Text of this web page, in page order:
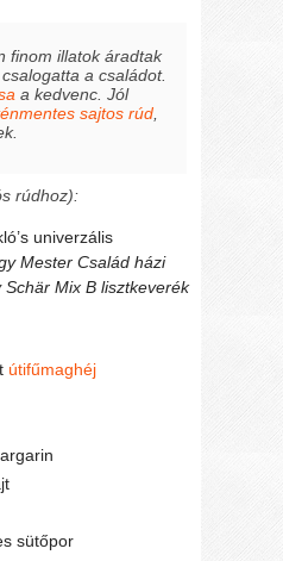
finom illatok áradtak
a családot.
a kedvenc. Jól
sajtos rúd
rúdhoz):
univerzális
Mester Család házi
Schär Mix B lisztkeverék
útifűmaghéj
sütőpor